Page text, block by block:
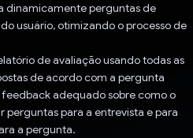
dinamicamente perguntas de
usuário, otimizando o processo de
de avaliação usando todas as
de acordo com a pergunta
adequado sobre como o
perguntas para a entrevista e para
a pergunta.